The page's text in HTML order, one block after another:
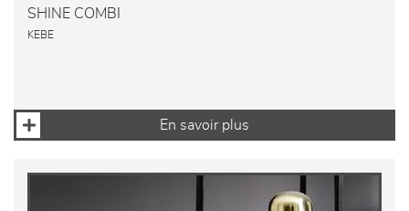
SHINE COMBI
KEBE
En savoir plus